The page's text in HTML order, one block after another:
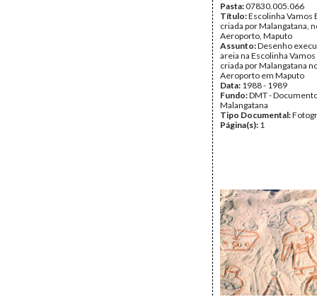
Pasta:07830.005.066
Título:Escolinha Vamos
criada por Malangatana,
Aeroporto, Maputo
Assunto:Desenho
areia na Escolinha
criada por Malangatana
Aeroporto em Maputo
Data: 1988 - 1989
Fundo:DMT -
Malangatana
Tipo Documental:
Página(s): 1